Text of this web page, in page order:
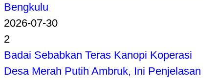
Bengkulu
2026-07-30
2
Badai Sebabkan Teras Kanopi Koperasi
Desa Merah Putih Ambruk, Ini Penjelasan